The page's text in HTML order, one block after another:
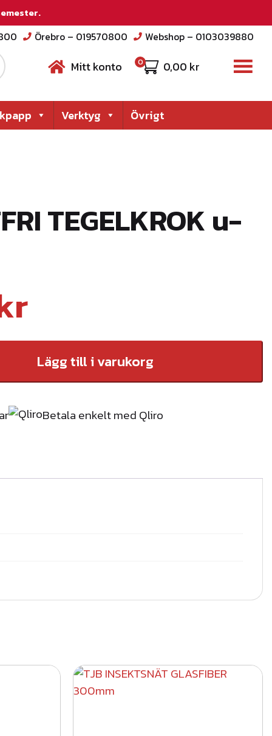
Örebro – 019570800 Webshop – 0103039880
Mitt konto 0 0,00 kr
Verktyg Övrigt
TEGELKROK u-
Lägg till i varukorg
Betala enkelt med Qliro